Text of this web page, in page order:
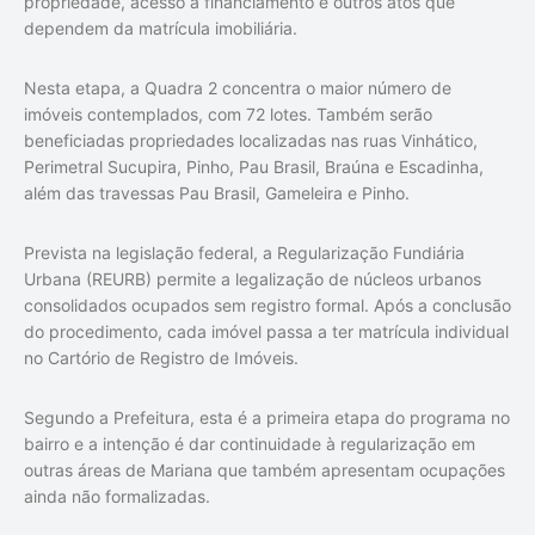
dependem da matrícula imobiliária.
Nesta etapa, a Quadra 2 concentra o maior número de
imóveis contemplados, com 72 lotes. Também serão
beneficiadas propriedades localizadas nas ruas Vinhático,
Perimetral Sucupira, Pinho, Pau Brasil, Braúna e Escadinha,
além das travessas Pau Brasil, Gameleira e Pinho.
Prevista na legislação federal, a Regularização Fundiária
Urbana (REURB) permite a legalização de núcleos urbanos
consolidados ocupados sem registro formal. Após a conclusão
do procedimento, cada imóvel passa a ter matrícula individual
no Cartório de Registro de Imóveis.
Segundo a Prefeitura, esta é a primeira etapa do programa no
bairro e a intenção é dar continuidade à regularização em
outras áreas de Mariana que também apresentam ocupações
ainda não formalizadas.